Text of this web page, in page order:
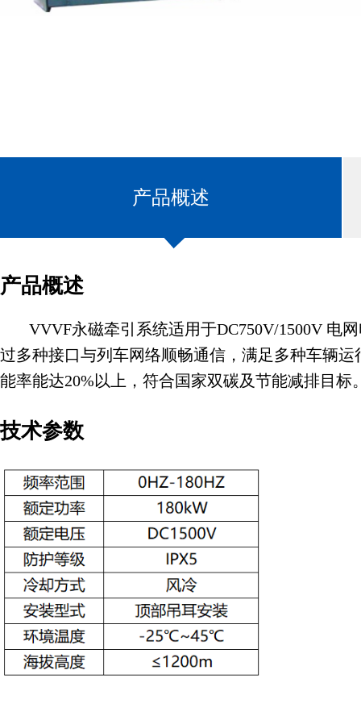
产品概述
产品概述
VVVF永磁牵引系统适用于DC750V/1500V 电
过多种接口与列车网络顺畅通信，满足多种车辆
能率能达20%以上，符合国家双碳及节能减排目标
技术参数